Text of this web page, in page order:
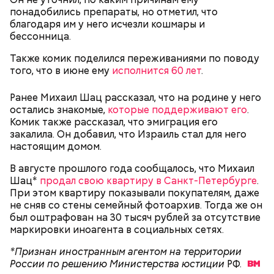
понадобились препараты, но отметил, что
благодаря им у него исчезли кошмары и
бессонница.
Также комик поделился переживаниями по поводу
того, что в июне ему исполнится 60 лет.
Ранее Михаил Шац рассказал, что на родине у него
остались знакомые, которые поддерживают его.
Комик также рассказал, что эмиграция его
закалила. Он добавил, что Израиль стал для него
настоящим домом.
В августе прошлого года сообщалось, что Михаил
Шац* продал свою квартиру в Санкт-Петербурге.
При этом квартиру показывали покупателям, даже
не сняв со стены семейный фотоархив. Тогда же он
был оштрафован на 30 тысяч рублей за отсутствие
маркировки иноагента в социальных сетях.
*Признан иностранным агентом на территории
России по решению Министерства юстиции РФ.
Стив Балмер
Фото: Shutterstock
Сара Носс (119 лет)